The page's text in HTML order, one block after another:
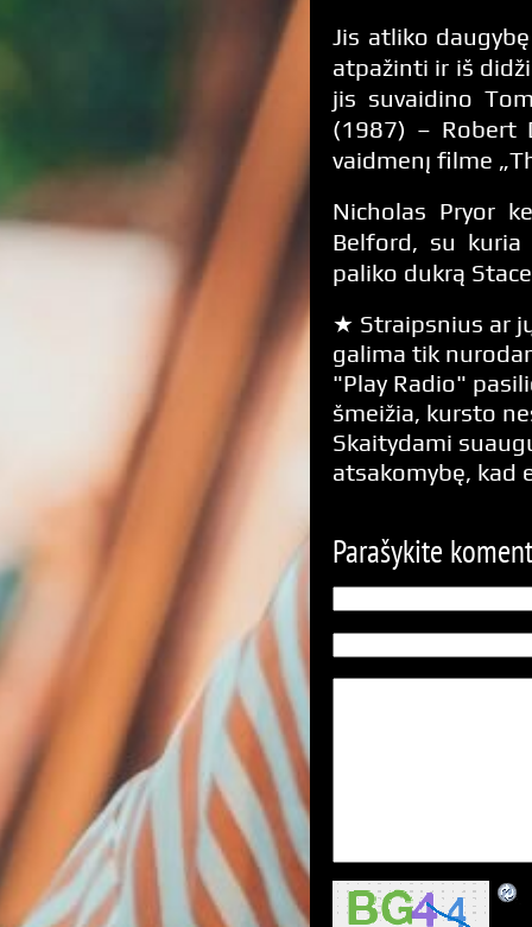
Jis atliko
atpažinti ir iš
jis suvaidino
(1987) – Robert
vaidmenį filme
Nicholas Pryor
Belford, su kuria
paliko dukrą
★ Straipsnius ar
galima tik
"Play Radio"
šmeižia, kursto
Skaitydami
atsakomybę, kad
Parašykite